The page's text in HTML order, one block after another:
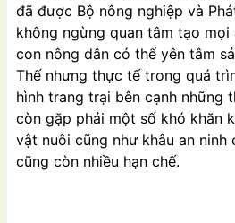
đã được Bộ nông nghiệp và
không ngừng quan tâm tạo
con nông dân có thể yên tâm
Thế nhưng thực tế trong quá
hình trang trại bên cạnh những
còn gặp phải một số khó khăn
vật nuôi cũng như khâu an
cũng còn nhiều hạn chế.